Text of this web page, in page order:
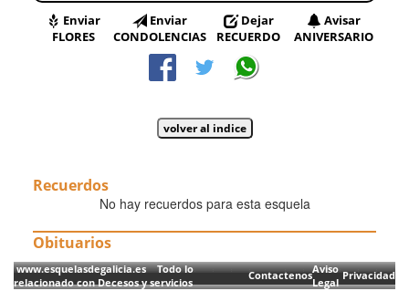
Enviar
FLORES
Enviar
CONDOLENCIAS
Dejar
RECUERDO
Avisar
ANIVERSARIO
Recuerdos
No hay recuerdos para esta esquela
Obituarios
www.esquelasdegalicia.es Todo lo
relacionado con Decesos y servicios
ContactenosAviso
Legal
Privacidad